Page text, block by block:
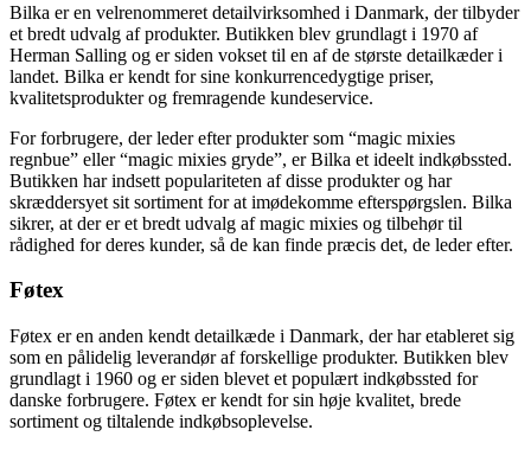
Bilka er en velrenommeret detailvirksomhed i Danmark, der tilbyder
et bredt udvalg af produkter. Butikken blev grundlagt i 1970 af
Herman Salling og er siden vokset til en af de største detailkæder i
landet. Bilka er kendt for sine konkurrencedygtige priser,
kvalitetsprodukter og fremragende kundeservice.
For forbrugere, der leder efter produkter som “magic mixies
regnbue” eller “magic mixies gryde”, er Bilka et ideelt indkøbssted.
Butikken har indsett populariteten af disse produkter og har
skræddersyet sit sortiment for at imødekomme efterspørgslen. Bilka
sikrer, at der er et bredt udvalg af magic mixies og tilbehør til
rådighed for deres kunder, så de kan finde præcis det, de leder efter.
Føtex
Føtex er en anden kendt detailkæde i Danmark, der har etableret sig
som en pålidelig leverandør af forskellige produkter. Butikken blev
grundlagt i 1960 og er siden blevet et populært indkøbssted for
danske forbrugere. Føtex er kendt for sin høje kvalitet, brede
sortiment og tiltalende indkøbsoplevelse.